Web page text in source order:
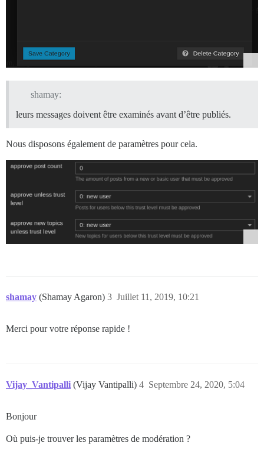
shamay:
leurs messages doivent être examinés avant d’être publiés.
Nous disposons également de paramètres pour cela.
shamay (Shamay Agaron) Juillet 11, 2019, 10:21
3
Merci pour votre réponse rapide !
Vijay_Vantipalli (Vijay Vantipalli) Septembre 24, 2020, 5:04
4
Bonjour
Où puis-je trouver les paramètres de modération ?